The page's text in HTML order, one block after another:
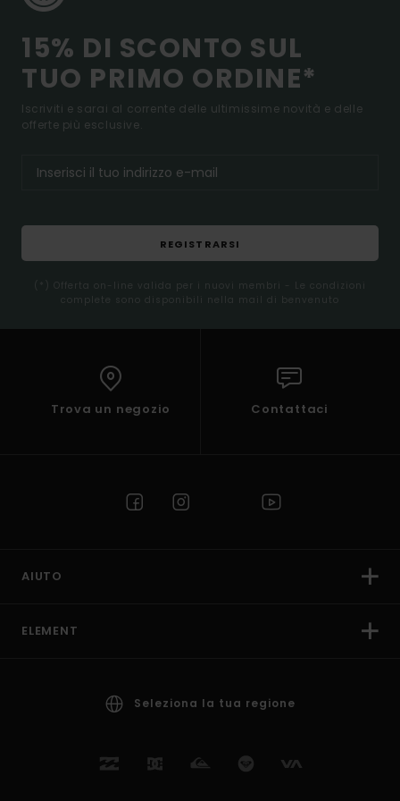
15% DI SCONTO SUL
TUO PRIMO ORDINE*
Iscriviti e sarai al corrente delle ultimissime novità e delle
offerte più esclusive.
REGISTRARSI
(*) Offerta on-line valida per i nuovi membri - Le condizioni
complete sono disponibili nella mail di benvenuto
Trova un negozio Contattaci
AIUTO
ELEMENT
Seleziona la tua regione